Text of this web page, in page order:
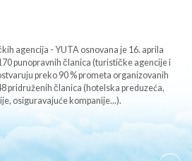
agencija - YUTA osnovana je 16. aprila
punopravnih članica (turističke agencije i
preko 90 % prometa organizovanih
pridruženih članica (hotelska preduzeća,
osiguravajuće kompanije...).